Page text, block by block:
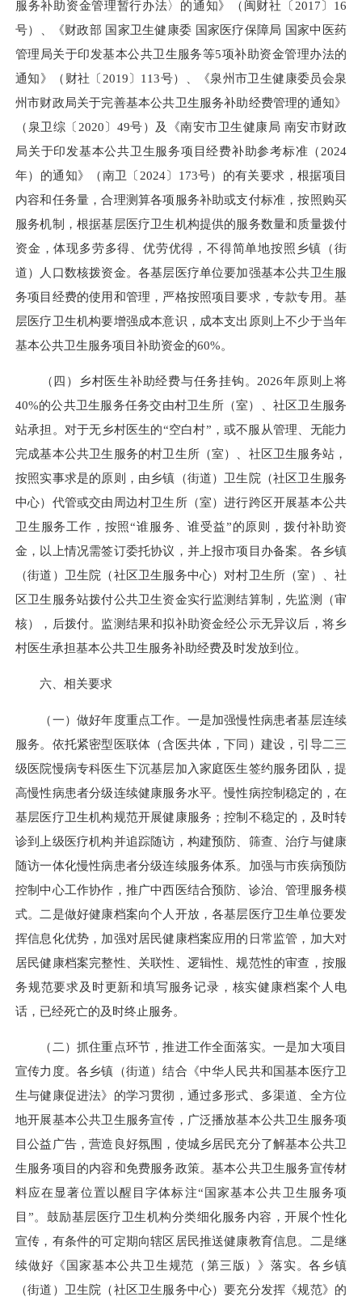
服务补助资金管理暂行办法〉的通知》（闽财社〔2017〕16
号）、《财政部 国家卫生健康委 国家医疗保障局 国家中医药
管理局关于印发基本公共卫生服务等5项补助资金管理办法的
通知》（财社〔2019〕113号）、《泉州市卫生健康委员会泉
州市财政局关于完善基本公共卫生服务补助经费管理的通知》
（泉卫综〔2020〕49号）及《南安市卫生健康局 南安市财政
局关于印发基本公共卫生服务项目经费补助参考标准（2024
年）的通知》（南卫〔2024〕173号）的有关要求，根据项目
内容和任务量，合理测算各项服务补助或支付标准，按照购买
服务机制，根据基层医疗卫生机构提供的服务数量和质量拨付
资金，体现多劳多得、优劳优得，不得简单地按照乡镇（街
道）人口数核拨资金。各基层医疗单位要加强基本公共卫生服
务项目经费的使用和管理，严格按照项目要求，专款专用。基
层医疗卫生机构要增强成本意识，成本支出原则上不少于当年
基本公共卫生服务项目补助资金的60%。
（四）乡村医生补助经费与任务挂钩。2026年原则上将
40%的公共卫生服务任务交由村卫生所（室）、社区卫生服务
站承担。对于无乡村医生的“空白村”，或不服从管理、无能力
完成基本公共卫生服务的村卫生所（室）、社区卫生服务站，
按照实事求是的原则，由乡镇（街道）卫生院（社区卫生服务
中心）代管或交由周边村卫生所（室）进行跨区开展基本公共
卫生服务工作，按照“谁服务、谁受益”的原则，拨付补助资
金，以上情况需签订委托协议，并上报市项目办备案。各乡镇
（街道）卫生院（社区卫生服务中心）对村卫生所（室）、社
区卫生服务站拨付公共卫生资金实行监测结算制，先监测（审
核），后拨付。监测结果和拟补助资金经公示无异议后，将乡
村医生承担基本公共卫生服务补助经费及时发放到位。
六、相关要求
（一）做好年度重点工作。一是加强慢性病患者基层连续
服务。依托紧密型医联体（含医共体，下同）建设，引导二三
级医院慢病专科医生下沉基层加入家庭医生签约服务团队，提
高慢性病患者分级连续健康服务水平。慢性病控制稳定的，在
基层医疗卫生机构规范开展健康服务；控制不稳定的，及时转
诊到上级医疗机构并追踪随访，构建预防、筛查、治疗与健康
随访一体化慢性病患者分级连续服务体系。加强与市疾病预防
控制中心工作协作，推广中西医结合预防、诊治、管理服务模
式。二是做好健康档案向个人开放，各基层医疗卫生单位要发
挥信息化优势，加强对居民健康档案应用的日常监管，加大对
居民健康档案完整性、关联性、逻辑性、规范性的审查，按服
务规范要求及时更新和填写服务记录，核实健康档案个人电
话，已经死亡的及时终止服务。
（二）抓住重点环节，推进工作全面落实。一是加大项目
宣传力度。各乡镇（街道）结合《中华人民共和国基本医疗卫
生与健康促进法》的学习贯彻，通过多形式、多渠道、全方位
地开展基本公共卫生服务宣传，广泛播放基本公共卫生服务项
目公益广告，营造良好氛围，使城乡居民充分了解基本公共卫
生服务项目的内容和免费服务政策。基本公共卫生服务宣传材
料应在显著位置以醒目字体标注“国家基本公共卫生服务项
目”。鼓励基层医疗卫生机构分类细化服务内容，开展个性化
宣传，有条件的可定期向辖区居民推送健康教育信息。二是继
续做好《国家基本公共卫生规范（第三版）》落实。各乡镇
（街道）卫生院（社区卫生服务中心）要充分发挥《规范》的